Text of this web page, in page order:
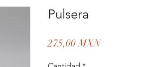
Pulsera
275,00 MXNPrecio